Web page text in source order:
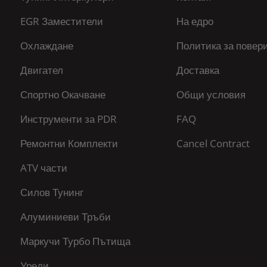
EGR Заместители
Охлаждане
Двигател
Спортно Окачване
Инструменти за PDR
Ремонтни Комплекти
ATV части
Силов Тунинг
Алуминиеви Тръби
Маркучи Турбо Пътища
На едро
Политика за
Доставка
Общи условия
FAQ
Cancel Contract